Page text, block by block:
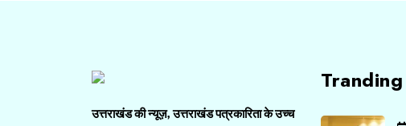
उत्तराखंड की न्यूज़, उत्तराखंड पत्रकारिता के उच्च